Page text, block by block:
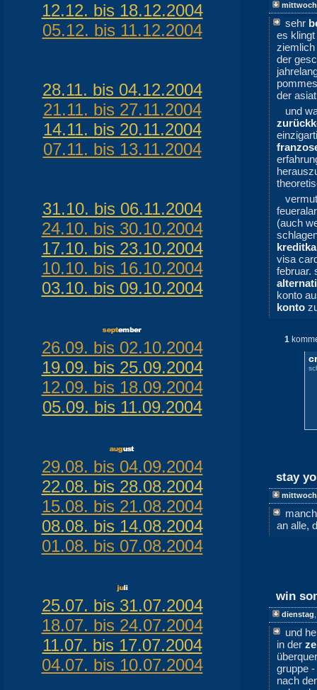
12.12. bis 18.12.2004
05.12. bis 11.12.2004
28.11. bis 04.12.2004
21.11. bis 27.11.2004
14.11. bis 20.11.2004
07.11. bis 13.11.2004
31.10. bis 06.11.2004
24.10. bis 30.10.2004
17.10. bis 23.10.2004
10.10. bis 16.10.2004
03.10. bis 09.10.2004
26.09. bis 02.10.2004
19.09. bis 25.09.2004
12.09. bis 18.09.2004
05.09. bis 11.09.2004
29.08. bis 04.09.2004
22.08. bis 28.08.2004
15.08. bis 21.08.2004
08.08. bis 14.08.2004
01.08. bis 07.08.2004
25.07. bis 31.07.2004
18.07. bis 24.07.2004
11.07. bis 17.07.2004
04.07. bis 10.07.2004
mittwoch
sehr
es
der
der
und
(auch
visa
februar.
konto
konto
1
stay
mittwoch
an alle,
win
dienstag
und
in der
gruppe
nach